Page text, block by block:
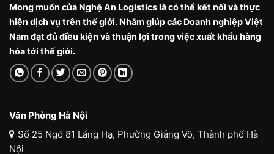
Mong muốn của Nghệ An Logistics là có thể kết nối và thực
hiện dịch vụ trên thế giới. Nhằm giúp các Doanh nghiệp Việt
Nam đạt đủ điều kiện và thuận lợi trong việc xuất khẩu hàng
hóa tới thế giới.
Văn Phòng Hà Nội
Số 25 Ngõ 81 Láng Hạ, Phường Giảng Võ, Thành phố Hà
Nội